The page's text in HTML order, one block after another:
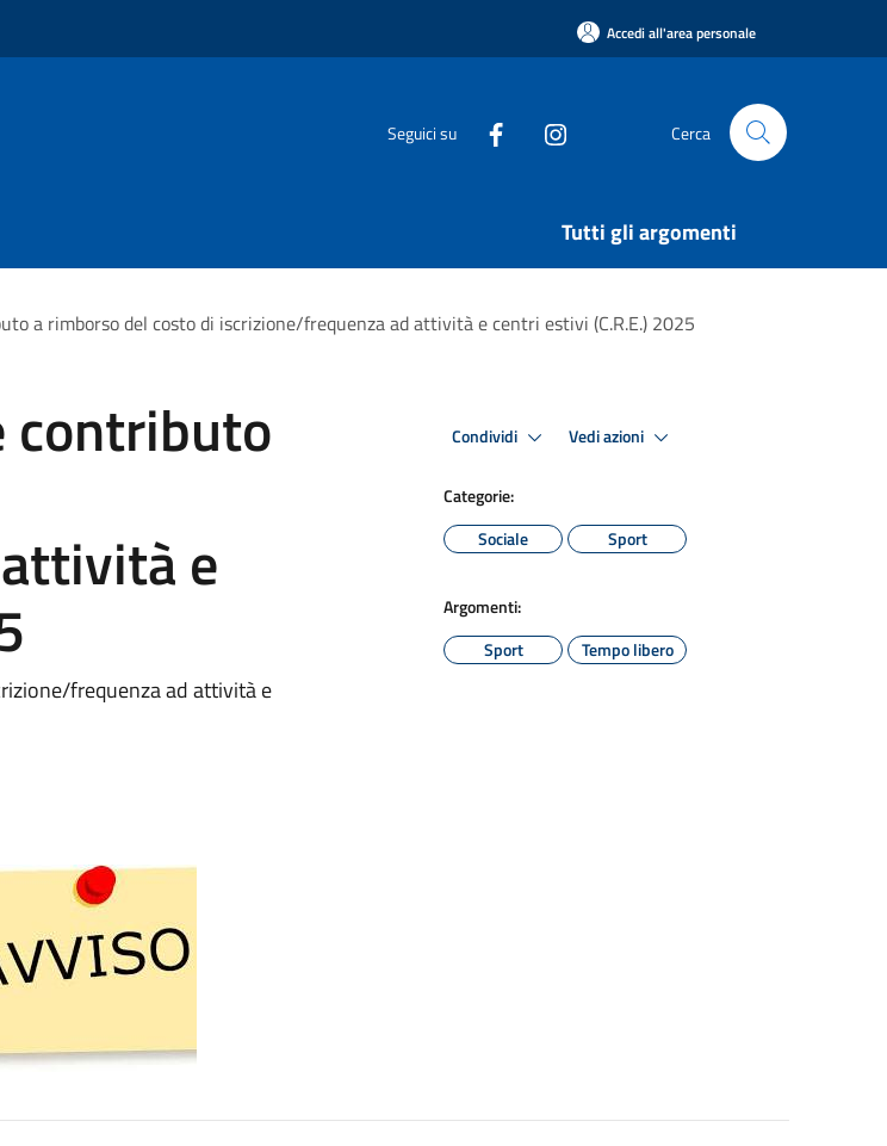
Accedi all'area personale
Seguici su Cerca
Tutti gli argomenti
a rimborso del costo di iscrizione/frequenza ad attività e centri estivi (C.R.E.) 2025
contributo
e
frequenza ad attività e
Condividi Vedi azioni
Categorie:
Sociale
Sport
Argomenti:
Sport
Tempo libero